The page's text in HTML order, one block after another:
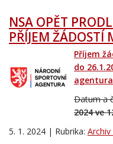
NSA OPĚT
PŘÍJEM ŽÁDOSTÍ
Příjem
do
Datum a
2024 ve
5. 1. 2024 | Rubrika: